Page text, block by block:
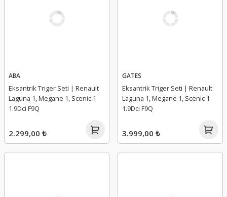
ABA
Eksantrik Triger Seti | Renault
Laguna 1, Megane 1, Scenic 1
1.9Dci F9Q
2.299,00 ₺
GATES
Eksantrik Triger Seti | Renault
Laguna 1, Megane 1, Scenic 1
1.9Dci F9Q
3.999,00 ₺